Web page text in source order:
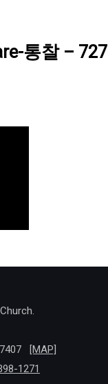
통찰 – 727
[MAP]
1271